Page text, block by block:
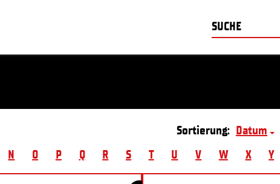
Sortierung: Datum
N O P Q R S T U V W X Y